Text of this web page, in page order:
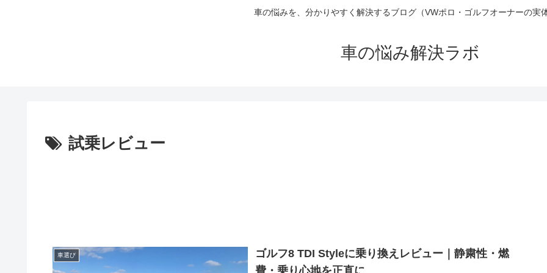
車の悩みを、分かりやすく解決するブログ（VWポロ・ゴルフオーナーの実
車の悩み解決ラボ
試乗レビュー
車選び
ゴルフ8 TDI Styleに乗り換えレビュー｜静粛性・燃